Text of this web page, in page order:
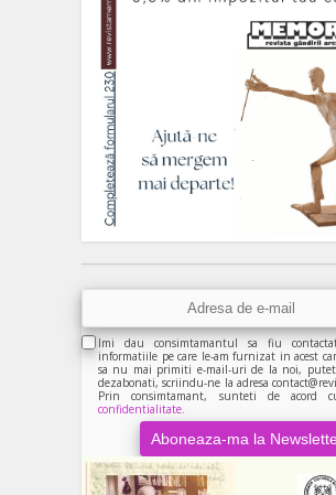
Imi dau consimtamantul sa fiu
informatiile pe care le-am furnizat in acest
sa nu mai primiti e-mail-uri de la noi,
dezabonati, scriindu-ne la adresa
Prin consimtamant, sunteti de acord
confidentialitate.